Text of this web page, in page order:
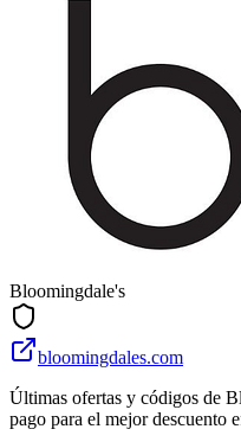
Bloomingdale's
bloomingdales.com
Últimas ofertas y códigos de
pago para el mejor descuento